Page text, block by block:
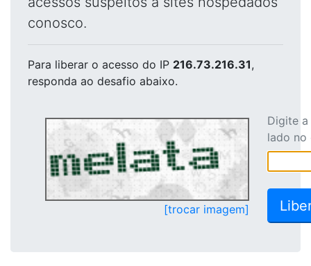
conosco.
Para liberar o acesso do IP 216.73.216.31,
responda ao desafio abaixo.
[trocar imagem]
Digite
lado no